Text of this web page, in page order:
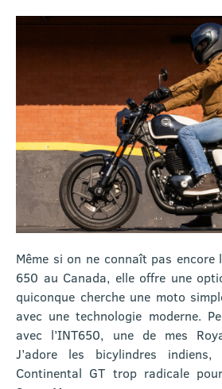
Même si on ne connaît pas
650 au Canada, elle offre une
quiconque cherche une moto
avec une technologie moderne.
avec l’INT650, une de mes
J’adore les bicylindres
Continental GT trop radicale